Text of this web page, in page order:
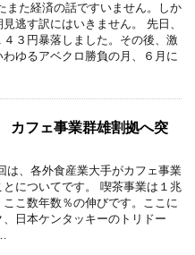
また経済の話ですいません。しか
逃す訳にはいきません。 先日、
３円暴落しました。その後、激
わゆるアベクロ勝負の月、６月に
カフェ事業群雄割拠へ突
は、各外食産業大手がカフェ事業
とについてです。 喫茶事業は１兆
ここ数年数％の伸びです。ここに
、日本ケンタッキーのトリドー